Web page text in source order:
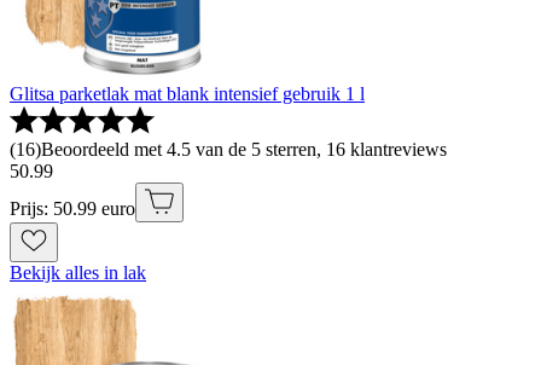
Glitsa parketlak mat blank intensief gebruik 1 l
(16)Beoordeeld met 4.5 van de 5 sterren, 16 klantreviews
50.99
Prijs: 50.99 euro
Bekijk alles in lak